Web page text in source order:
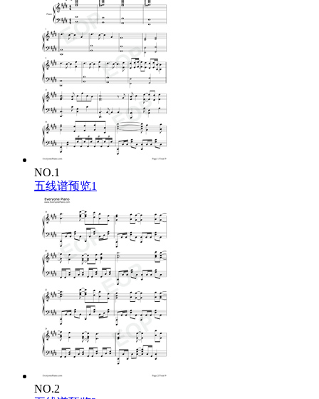
For a second
I got empty brain
The old poem played
Telling all the sorrow would sink into singularity
Then lyfe flowers rebloom
I know it occurs
Then we will fall prey to the illusory game
Fixed up by the hypocrite
Im the error of light
Will be caught in the event horizon
the end has been destined
I am doomed to press trigger to this flashing world
manifold of time is collapsing
yet its the only thing that I can do now
NO.1
五线谱预览1
NO.2